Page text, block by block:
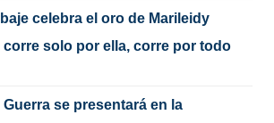
celebra el oro de Marileidy
corre solo por ella, corre por todo
se presentará en la